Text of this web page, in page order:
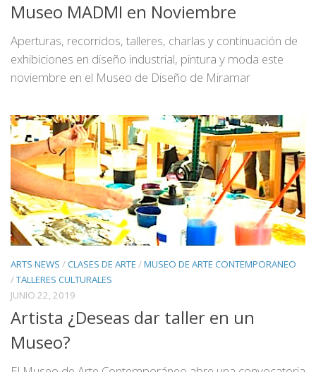
Museo MADMI en Noviembre
Aperturas, recorridos, talleres, charlas y continuación de
exhibiciones en diseño industrial, pintura y moda este
noviembre en el Museo de Diseño de Miramar
ARTS NEWS /CLASES DE ARTE /MUSEO DE ARTE CONTEMPORANEO
/TALLERES CULTURALES
JUNIO 22, 2019
Artista ¿Deseas dar taller en un
Museo?